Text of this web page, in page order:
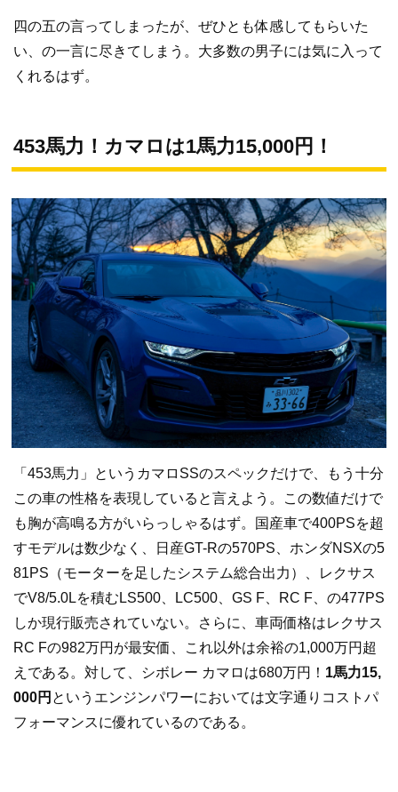
四の五の言ってしまったが、ぜひとも体感してもらいた
い、の一言に尽きてしまう。大多数の男子には気に入って
くれるはず。
453馬力！カマロは1馬力15,000円！
「453馬力」というカマロSSのスペックだけで、もう十分
この車の性格を表現していると言えよう。この数値だけで
も胸が高鳴る方がいらっしゃるはず。国産車で400PSを超
すモデルは数少なく、日産GT-Rの570PS、ホンダNSXの5
81PS（モーターを足したシステム総合出力）、レクサス
でV8/5.0Lを積むLS500、LC500、GS F、RC F、の477PS
しか現行販売されていない。さらに、車両価格はレクサス
RC Fの982万円が最安価、これ以外は余裕の1,000万円超
えである。対して、シボレー カマロは680万円！ 1馬力15,
000円 というエンジンパワーにおいては文字通りコストパ
フォーマンスに優れているのである。